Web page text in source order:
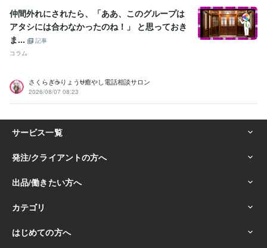
仲間外れにされたら、「ああ、このグループは
アタシには合わなかったのね！」 と思っておき
ま...
記事
コラム
さくらぎ☕りょう⛎癒やし電話相談サロン
2026/08/07 08:23